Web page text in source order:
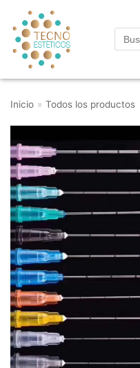
Saltar
al
contenido
Inicio » Todos los productos